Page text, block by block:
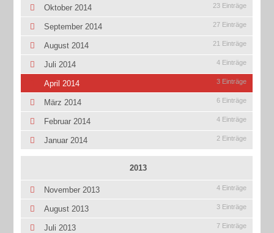
Oktober 2014 23 Einträge
September 2014 27 Einträge
August 2014 21 Einträge
Juli 2014 4 Einträge
April 2014 3 Einträge
März 2014 6 Einträge
Februar 2014 4 Einträge
Januar 2014 2 Einträge
2013
November 2013 4 Einträge
August 2013 3 Einträge
Juli 2013 7 Einträge